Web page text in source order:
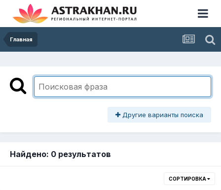
Главная
Другие варианты поиска
Найдено: 0 результатов
СОРТИРОВКА